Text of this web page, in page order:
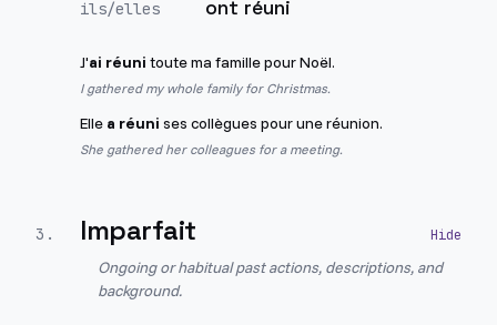
ils/elles ont réuni
J'ai réuni toute ma famille pour Noël.
I gathered my whole family for Christmas.
Elle a réuni ses collègues pour une réunion.
She gathered her colleagues for a meeting.
3 . Imparfait
Ongoing or habitual past actions, descriptions, and
background.